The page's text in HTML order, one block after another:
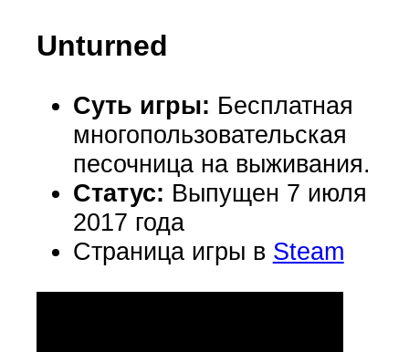
Unturned
Суть игры: Бесплатная
многопользовательская
песочница на выживания.
Статус: Выпущен 7 июля
2017 года
Страница игры в Steam